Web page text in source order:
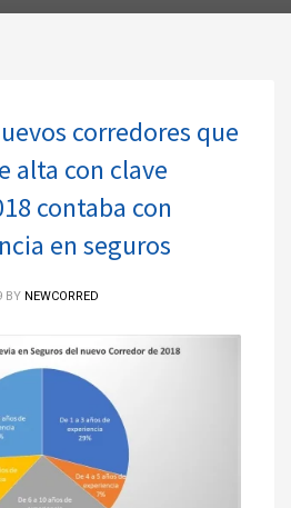
corredores que
alta con clave
contaba con
en seguros
BY NEWCORRED